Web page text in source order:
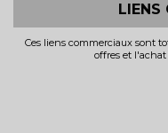
LIENS
Ces liens commerciaux sont
offres et